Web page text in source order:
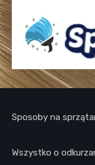
Sposoby na
Wszystko o